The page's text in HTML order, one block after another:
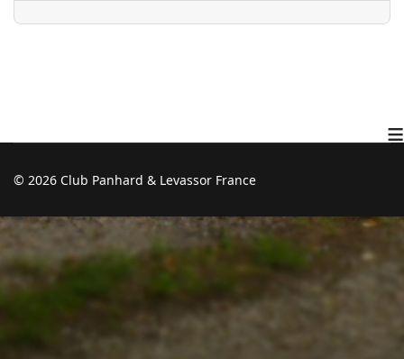
≡
© 2026 Club Panhard & Levassor France